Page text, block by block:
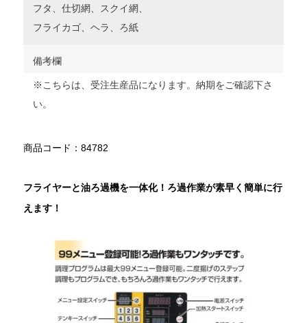
フタ、仕切網、スクイ網、
フライカゴ、ヘラ、ろ紙
備考欄
※こちらは、受注生産品になります。納期をご確認下さ
い。
商品コード：84782
フライヤーと油ろ過機を一体化！ろ過作業が素早く簡単に行
えます！